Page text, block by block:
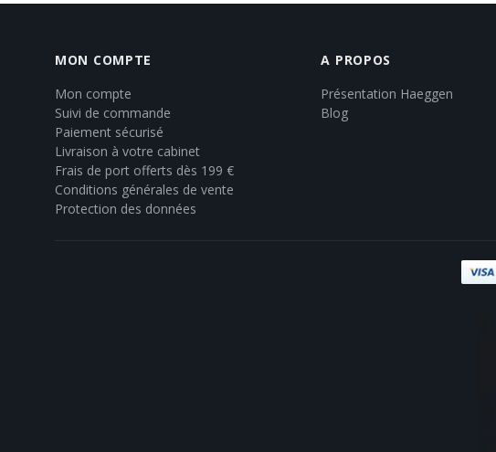
MON COMPTE
Mon compte
Suivi de commande
Paiement sécurisé
Livraison à votre cabinet
Frais de port offerts dès 199 €
Conditions générales de vente
Protection des données
A PROPOS
Présentation Haeggen
Blog